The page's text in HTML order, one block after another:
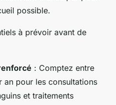
possible.
à prévoir avant de
: Comptez entre
an pour les consultations
et traitements